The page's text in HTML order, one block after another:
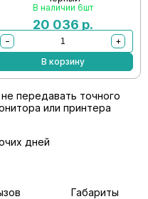
В наличии 6шт
20 036 р.
−
+
В корзину
передавать точного
или принтера
дней
Габариты